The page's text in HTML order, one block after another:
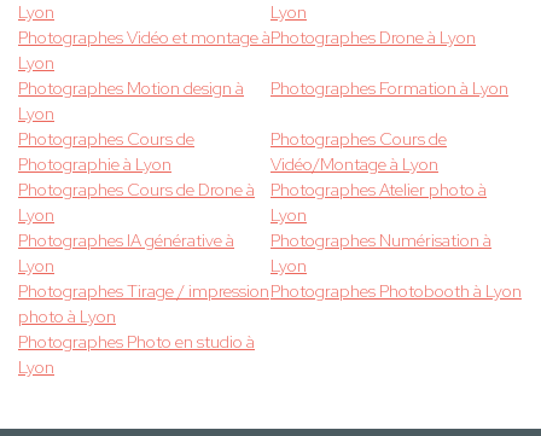
Lyon
Lyon
Photographes Vidéo et montage à
Lyon
Photographes Drone à Lyon
Photographes Motion design à
Lyon
Photographes Formation à Lyon
Photographes Cours de
Photographie à Lyon
Photographes Cours de
Vidéo/Montage à Lyon
Photographes Cours de Drone à
Lyon
Photographes Atelier photo à
Lyon
Photographes IA générative à
Lyon
Photographes Numérisation à
Lyon
Photographes Tirage / impression
photo à Lyon
Photographes Photobooth à Lyon
Photographes Photo en studio à
Lyon